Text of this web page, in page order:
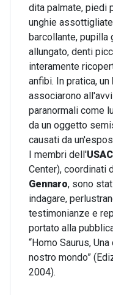
dita palmate, piedi
unghie
barcollante,
allungato, denti
interamente
anfibi. In pratica, un
associarono
paranormali come
da un oggetto
causati da
I membri dell'USAC
Center), coordinati
Gennaro, sono
indagare,
testimonianze e
portato alla
“Homo Saurus,
nostro mondo”
2004).